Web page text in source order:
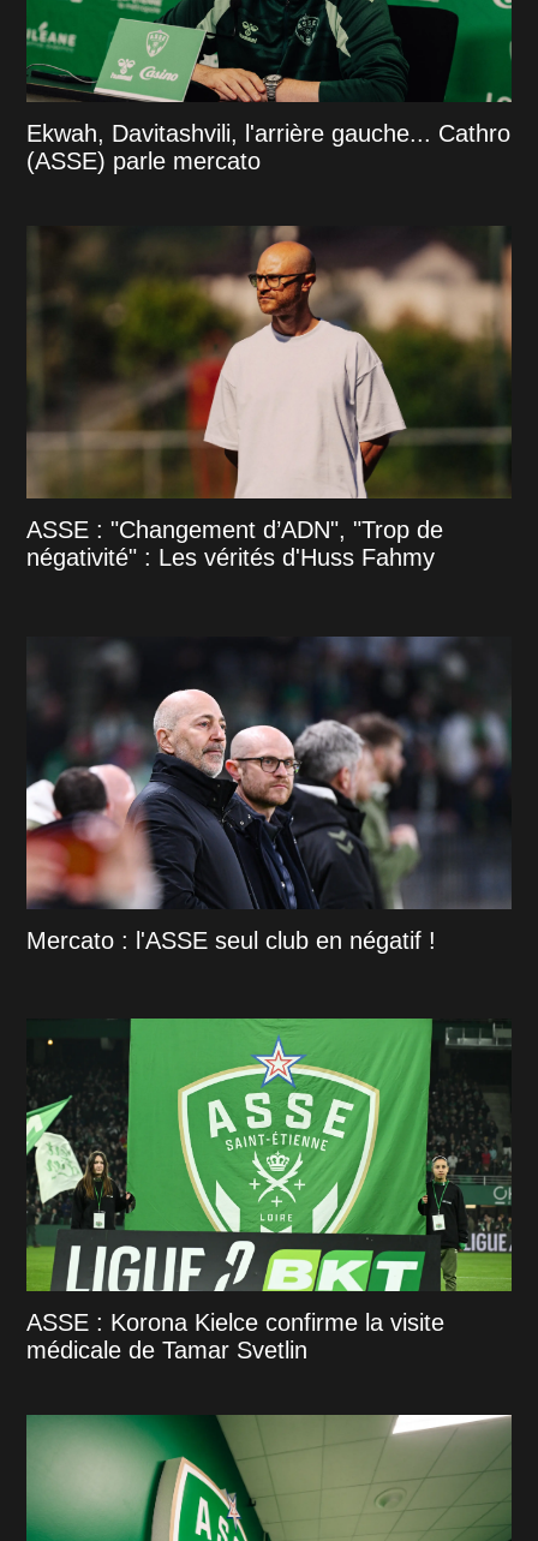
Ekwah, Davitashvili, l'arrière gauche... Cathro
(ASSE) parle mercato
ASSE : "Changement d’ADN", "Trop de
négativité" : Les vérités d'Huss Fahmy
Mercato : l'ASSE seul club en négatif !
ASSE : Korona Kielce confirme la visite
médicale de Tamar Svetlin